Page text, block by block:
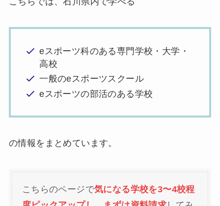
eスポーツ科のある専門学校・大学・
高校
一般のeスポーツスクール
eスポーツの部活のある学校
の情報をまとめています。
こちらのページで気になる学校を3〜4校程